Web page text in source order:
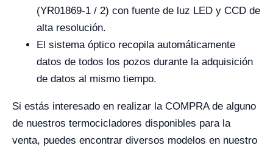
(YR01869-1 / 2) con fuente de luz LED y CCD de
alta resolución.
El sistema óptico recopila automáticamente
datos de todos los pozos durante la adquisición
de datos al mismo tiempo.
Si estás interesado en realizar la COMPRA de alguno
de nuestros termocicladores disponibles para la
venta, puedes encontrar diversos modelos en nuestro